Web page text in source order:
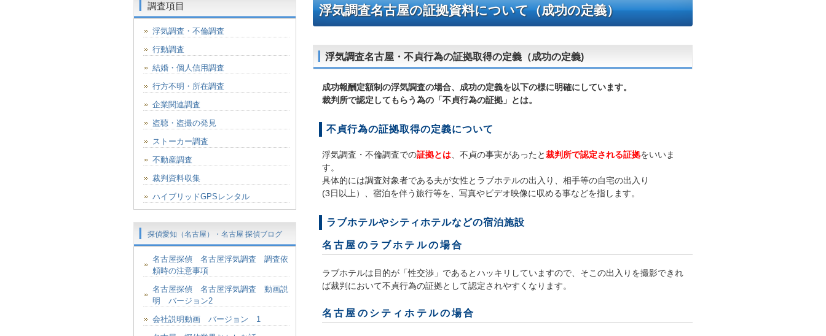
浮気調査名古屋の証拠資料について（成功の定義）
浮気調査名古屋・不貞行為の証拠取得の定義（成功の定義)
成功報酬定額制の浮気調査の場合、成功の定義を以下の様に明確にしています。
裁判所で認定してもらう為の「不貞行為の証拠」とは。
不貞行為の証拠取得の定義について
浮気調査・不倫調査での証拠とは 、不貞の事実があったと裁判所で認定される証拠をいいま
す。
具体的には調査対象者である夫が女性とラブホテルの出入り、相手等の自宅の出入り
(3日以上）、宿泊を伴う旅行等を、写真やビデオ映像に収める事などを指します。
ラブホテルやシティホテルなどの宿泊施設
名古屋のラブホテルの場合
ラブホテルは目的が「性交渉」であるとハッキリしていますので、そこの出入りを撮影できれ
ば裁判において不貞行為の証拠として認定されやすくなります。
名古屋のシティホテルの場合
調査項目
浮気調査・不倫調査
行動調査
結婚・個人信用調査
行方不明・所在調査
企業関連調査
盗聴・盗撮の発見
ストーカー調査
不動産調査
裁判資料収集
ハイブリッドGPSレンタル
探偵愛知（名古屋）・名古屋 探偵ブログ
名古屋探偵 名古屋浮気調査 調査依
頼時の注意事項
名古屋探偵 名古屋浮気調査 動画説
明 バージョン2
会社説明動画 バージョン 1